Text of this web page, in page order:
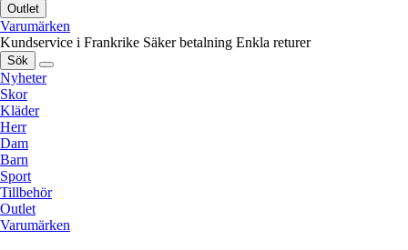
Outlet
Varumärken
Kundservice i Frankrike Säker betalning Enkla returer
Sök
Nyheter
Skor
Kläder
Herr
Dam
Barn
Sport
Tillbehör
Outlet
Varumärken